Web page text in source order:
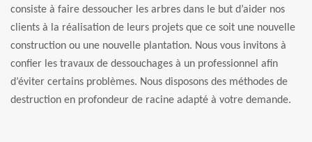
consiste à faire dessoucher les arbres dans le but d’aider nos
clients à la réalisation de leurs projets que ce soit une nouvelle
construction ou une nouvelle plantation. Nous vous invitons à
confier les travaux de dessouchages à un professionnel afin
d’éviter certains problèmes. Nous disposons des méthodes de
destruction en profondeur de racine adapté à votre demande.